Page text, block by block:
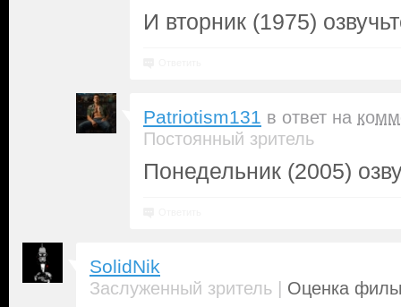
И вторник (1975)
Patriotism131 в ответ на
Постоянный зритель
Понедельник (2005)
SolidNik
Заслуженный зритель | Оценка